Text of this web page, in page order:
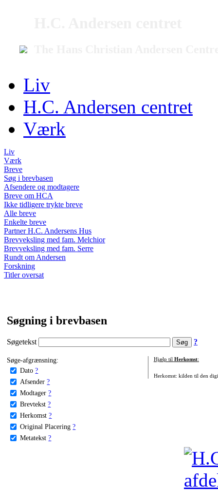
Liv
H.C. Andersen centret
Værk
Liv
Værk
Breve
Søg i brevbasen
Afsendere og modtagere
Breve om HCA
Ikke tidligere trykte breve
Alle breve
Enkelte breve
Partner H.C. Andersens Hus
Brevveksling med fam. Melchior
Brevveksling med fam. Serre
Rundt om Andersen
Forskning
Titler oversat
Søgning i brevbasen
Søgetekst ?
Søge-afgrænsning:
Dato ?
Afsender ?
Modtager ?
Brevtekst ?
Herkomst ?
Original Placering ?
Metatekst ?
Hjælp til Herkomst:
Herkomst: kilden til den